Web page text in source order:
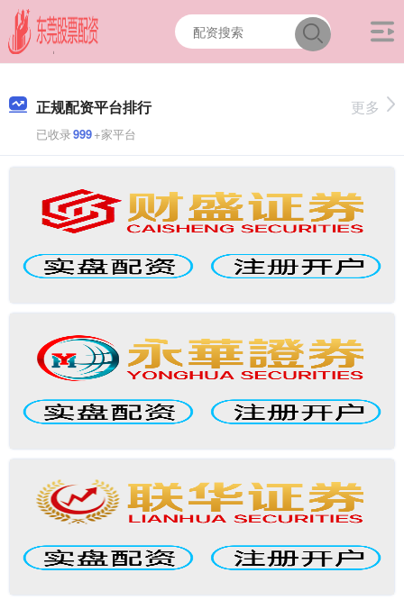
正规配资平台排行
已收录999+家平台
更多